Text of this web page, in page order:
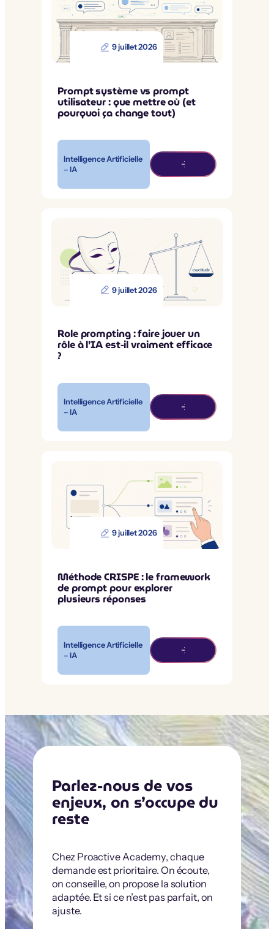
9 juillet 2026
Prompt système vs prompt
utilisateur : que mettre où (et
pourquoi ça change tout)
Intelligence Artificielle
– IA
9 juillet 2026
Role prompting : faire jouer un
rôle à l’IA est-il vraiment efficace
?
Intelligence Artificielle
– IA
9 juillet 2026
Méthode CRISPE : le framework
de prompt pour explorer
plusieurs réponses
Intelligence Artificielle
– IA
Parlez-nous de vos
enjeux, on s’occupe du
reste
Chez Proactive Academy, chaque
demande est prioritaire. On écoute,
on conseille, on propose la solution
adaptée. Et si ce n’est pas parfait, on
ajuste.